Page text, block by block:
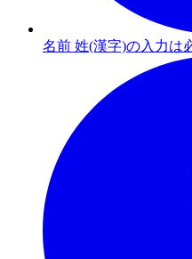
名前 姓(漢字)の入力は